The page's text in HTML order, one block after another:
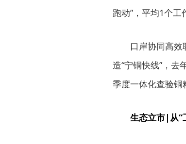
跑动”，平均1个工
口岸协同高效
造“宁铜快线”，
季度一体化查验铜
生态立市|从“